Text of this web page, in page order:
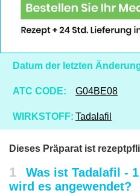
Datum der letzten
ATC CODE: G04BE08
WIRKSTOFF: Tadalafil
Dieses Präparat ist
1
Was ist Tadalafil -
wird es angewendet?